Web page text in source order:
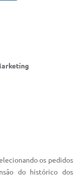
os pedidos
do histórico dos